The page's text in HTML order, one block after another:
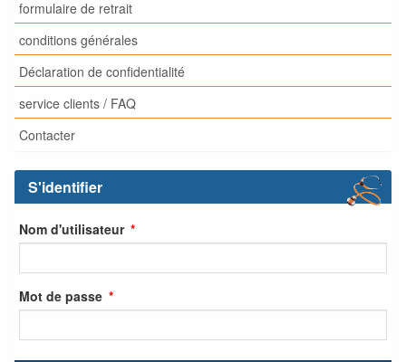
formulaire de retrait
conditions générales
Déclaration de confidentialité
service clients / FAQ
Contacter
S'identifier
Nom d'utilisateur
Mot de passe